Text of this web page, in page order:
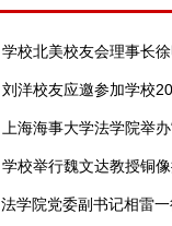
学校北美校友会理事长
刘洋校友应邀参加学校
上海海事大学法学院举
学校举行魏文达教授铜
法学院党委副书记相雷